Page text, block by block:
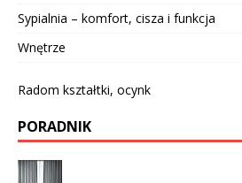
Sypialnia – komfort, cisza i funkcja
Wnętrze
Radom kształtki, ocynk
PORADNIK